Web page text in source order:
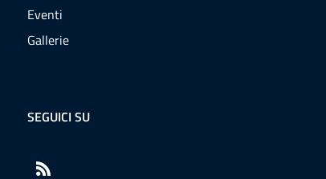
Eventi
Gallerie
SEGUICI SU